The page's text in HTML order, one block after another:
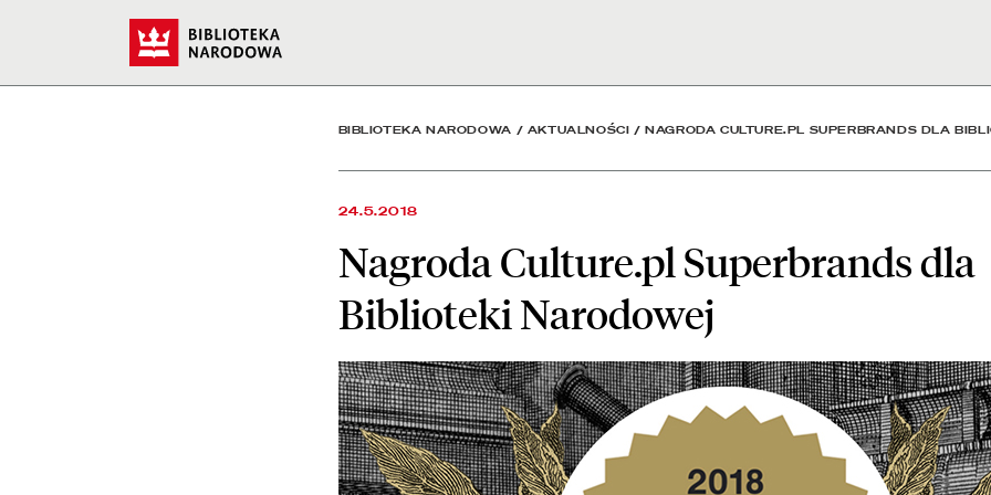
Nagroda Culture.pl Superbrands dla Biblioteki
BIBLIOTEKA NARODOWA / AKTUALNOŚCI /NAGRODA CULTURE.PL SUPERBRANDS DLA
24.5.2018
Nagroda Culture.pl Superbrands dla
Biblioteki Narodowej